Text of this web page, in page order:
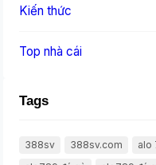
Kiến thức
Top nhà cái
Tags
388sv 388sv.com alo